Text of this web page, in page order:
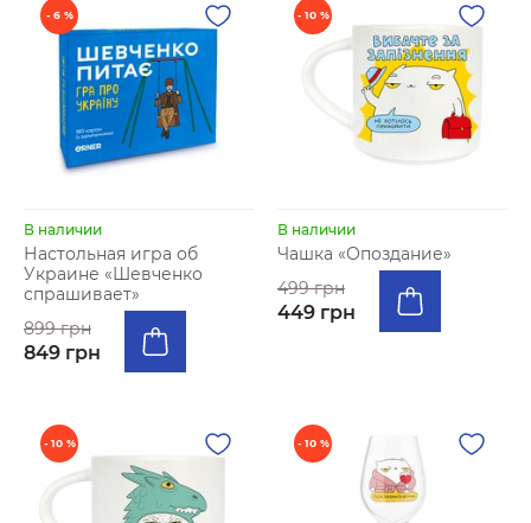
- 6 %
В наличии
Настольная игра об
Украине «Шевченко
спрашивает»
899 грн
849 грн
- 10 %
В наличии
Чашка «Опоздание»
499 грн
449 грн
- 10 % - 10 %